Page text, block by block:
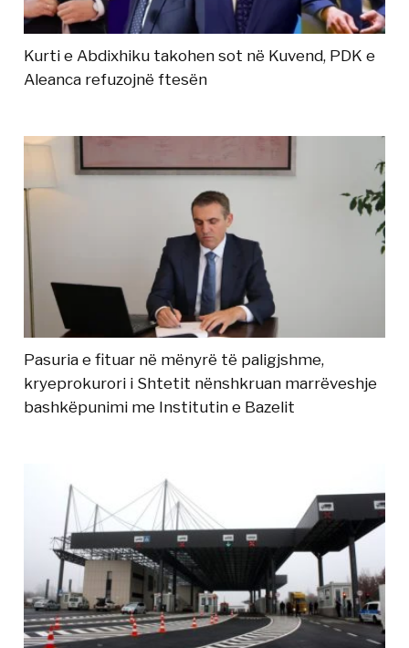
Kurti e Abdixhiku takohen sot në Kuvend, PDK e
Aleanca refuzojnë ftesën
Pasuria e fituar në mënyrë të paligjshme,
kryeprokurori i Shtetit nënshkruan marrëveshje
bashkëpunimi me Institutin e Bazelit